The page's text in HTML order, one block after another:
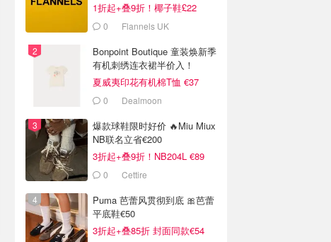
1折起+叠9折！椰子鞋£22
0 Flannels UK
Bonpoint Boutique 童装焕新季
有机刺绣连衣裙半价入！
夏威夷印花有机棉T恤 €37
0 Dealmoon
爆款球鞋限时好价 🔥Miu Miux
NB联名立省€200
3折起+叠9折！NB204L €89
0 Cettire
Puma 芭蕾风贯彻到底 🎀芭蕾
平底鞋€50
3折起+叠85折 封面同款€54